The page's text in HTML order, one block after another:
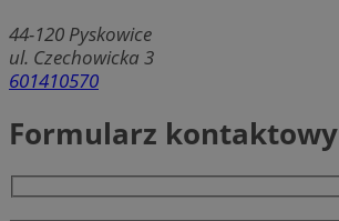
44-120 Pyskowice
ul. Czechowicka 3
601410570
Formularz kontaktowy